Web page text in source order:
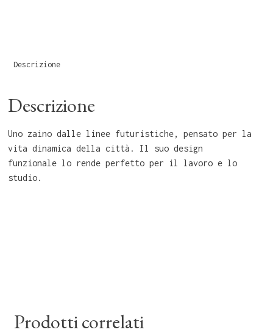
Descrizione
Descrizione
Uno zaino dalle linee futuristiche, pensato per la
vita dinamica della città. Il suo design
funzionale lo rende perfetto per il lavoro e lo
studio.
Prodotti correlati